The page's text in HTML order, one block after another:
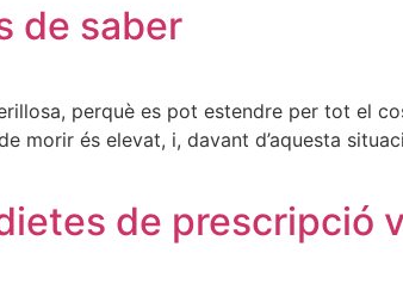
de saber
perquè es pot estendre per tot el
morir és elevat, i, davant d’aquesta
de prescripció